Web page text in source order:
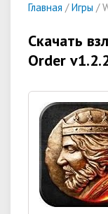
Главная /Игры /
Скачать
Order